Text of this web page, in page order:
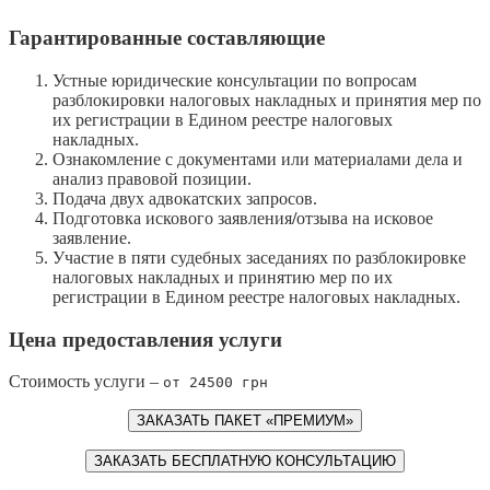
Гарантированные составляющие
Устные юридические консультации по вопросам
разблокировки налоговых накладных и принятия мер по
их регистрации в Едином реестре налоговых
накладных.
Ознакомление с документами или материалами дела и
анализ правовой позиции.
Подача двух адвокатских запросов.
Подготовка искового заявления/отзыва на исковое
заявление.
Участие в пяти судебных заседаниях по разблокировке
налоговых накладных и принятию мер по их
регистрации в Едином реестре налоговых накладных.
Цена предоставления услуги
Стоимость услуги – от 24500 грн
ЗАКАЗАТЬ ПАКЕТ «ПРЕМИУМ»
ЗАКАЗАТЬ БЕСПЛАТНУЮ КОНСУЛЬТАЦИЮ